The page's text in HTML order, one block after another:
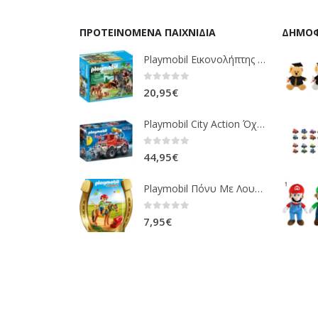
ΠΡΟΤΕΙΝΌΜΕΝΑ ΠΑΙΧΝΊΔΙΑ
Playmobil Εικονολήπτης Και Οικογένεια Από Λύγκες 5561
20,95€
Playmobil City Action Όχημα Πυροσβεστικής Με Τροχαλία Ρυμούλκησης 9466
44,95€
Playmobil Πόνυ Με Λουλουδάκια Και Κοριτσάκι 6968
7,95€